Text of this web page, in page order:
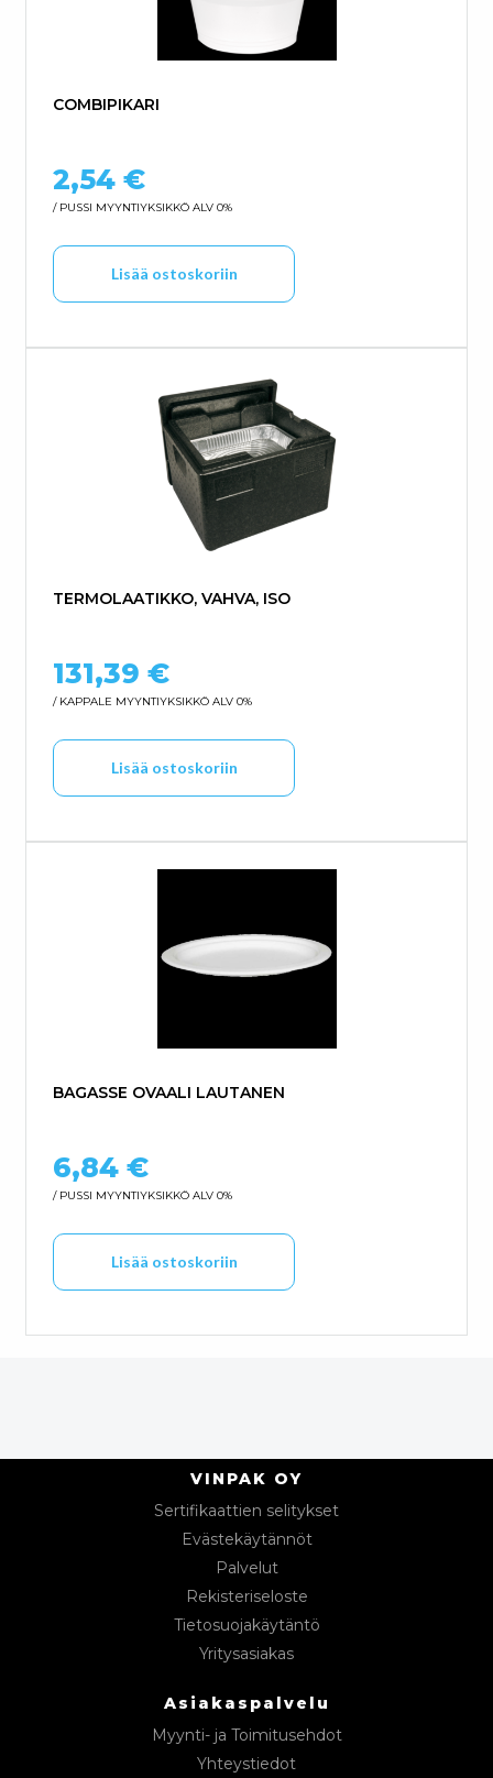
COMBIPIKARI
2,54 €
/ PUSSI MYYNTIYKSIKKÖ ALV 0%
Lisää ostoskoriin
TERMOLAATIKKO, VAHVA, ISO
131,39 €
/ KAPPALE MYYNTIYKSIKKÖ ALV 0%
Lisää ostoskoriin
BAGASSE OVAALI LAUTANEN
6,84 €
/ PUSSI MYYNTIYKSIKKÖ ALV 0%
Lisää ostoskoriin
VINPAK OY
Sertifikaattien selitykset
Evästekäytännöt
Palvelut
Rekisteriseloste
Tietosuojakäytäntö
Yritysasiakas
Asiakaspalvelu
Myynti- ja Toimitusehdot
Yhteystiedot